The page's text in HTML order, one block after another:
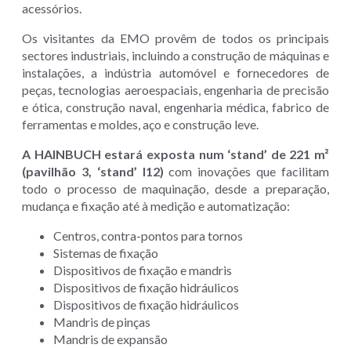
acessórios.
Os visitantes da EMO provêm de todos os principais
sectores industriais, incluindo a construção de máquinas e
instalações, a indústria automóvel e fornecedores de
peças, tecnologias aeroespaciais, engenharia de precisão
e ótica, construção naval, engenharia médica, fabrico de
ferramentas e moldes, aço e construção leve.
A HAINBUCH estará exposta num ‘stand’ de 221 m²
(pavilhão 3, ‘stand’ I12) com inovações que facilitam
todo o processo de maquinação, desde a preparação,
mudança e fixação até à medição e automatização:
Centros, contra-pontos para tornos
Sistemas de fixação
Dispositivos de fixação e mandris
Dispositivos de fixação hidráulicos
Dispositivos de fixação hidráulicos
Mandris de pinças
Mandris de expansão